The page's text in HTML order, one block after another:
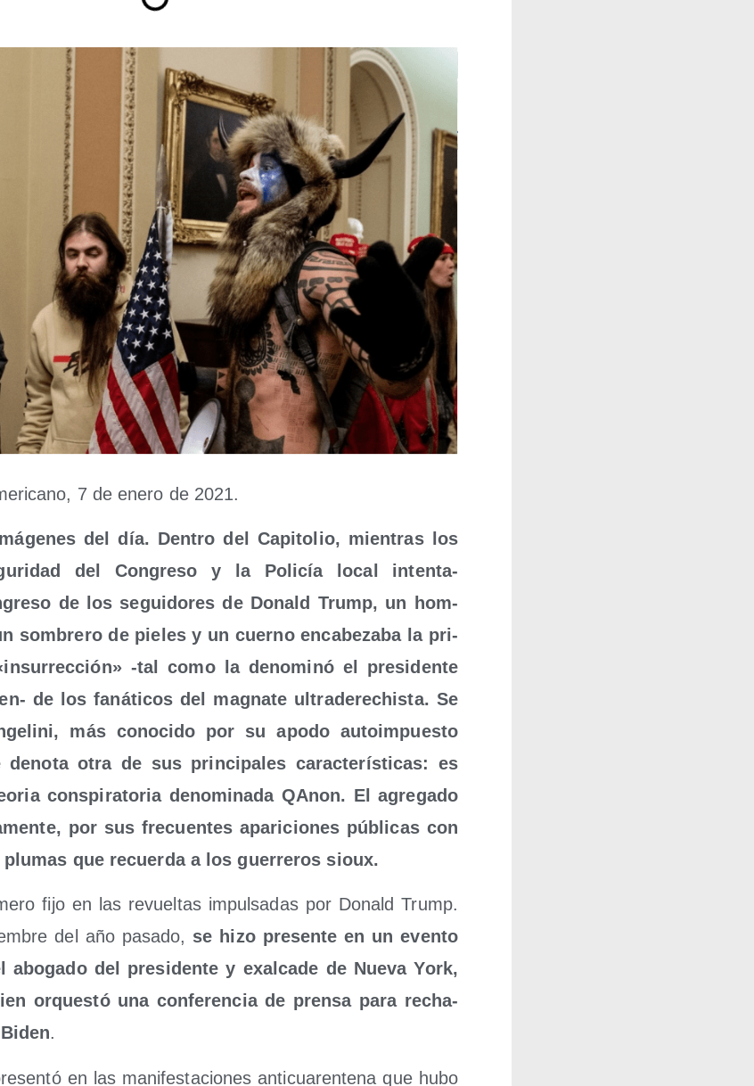
7 de enero de 2021.
del día. Den­tro del Capi­to­lio, mien­tras los
del Con­gre­so y la Poli­cía local inten­ta­
de los segui­do­res de Donald Trump, un hom­
som­bre­ro de pie­les y un cuerno enca­be­za­ba la pri­
‑tal como la deno­mi­nó el pre­si­den­te
de los faná­ti­cos del mag­na­te ultra­de­re­chis­ta. Se
más cono­ci­do por su apo­do auto­im­pues­to
deno­ta otra de sus prin­ci­pa­les carac­te­rís­ti­cas: es
cons­pi­ra­to­ria deno­mi­na­da QAnon. El agre­ga­do
por sus fre­cuen­tes apa­ri­cio­nes públi­cas con
que recuer­da a los gue­rre­ros sioux.
fijo en las revuel­tas impul­sa­das por Donald Trump.
del año pasa­do, se hizo pre­sen­te en un even­to
abo­ga­do del pre­si­den­te y exal­ca­de de Nue­va York,
orques­tó una con­fe­ren­cia de pren­sa para recha­
.
en las mani­fes­ta­cio­nes anti­cua­ren­te­na que hubo